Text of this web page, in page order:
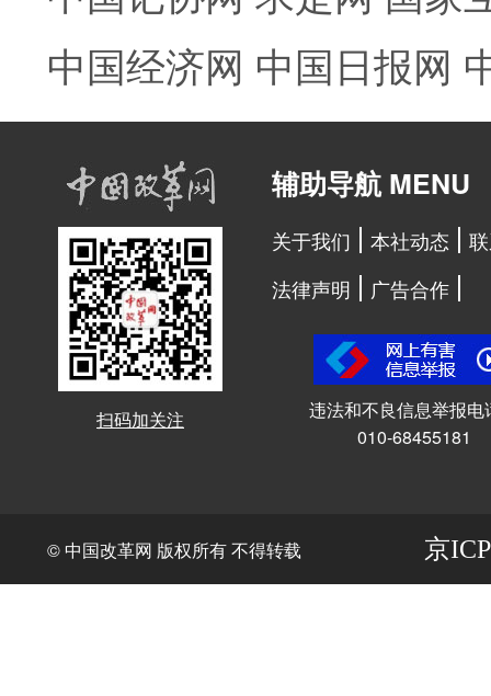
中国经济网 中国日报网
扫码加关注
辅助导航 MENU
关于我们 本社动态
法律声明
广告合作
违法和不良信息举报电
010-68455181
© 中国改革网 版权所有 不得转载 京